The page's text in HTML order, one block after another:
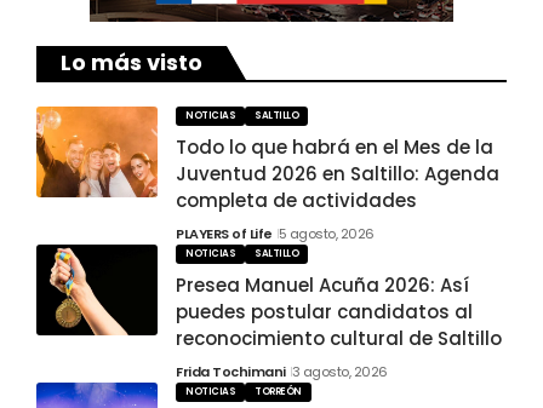
Lo más visto
NOTICIAS SALTILLO
Todo lo que habrá en el Mes de la
Juventud 2026 en Saltillo: Agenda
completa de actividades
PLAYERS of Life 5 agosto, 2026
NOTICIAS SALTILLO
Presea Manuel Acuña 2026: Así
puedes postular candidatos al
reconocimiento cultural de Saltillo
Frida Tochimani 3 agosto, 2026
NOTICIAS TORREÓN